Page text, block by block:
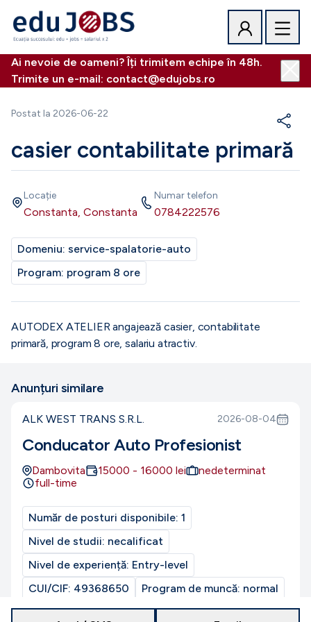
Ai nevoie de oameni? Îți trimitem echipe în 48h.
Trimite un e-mail: contact@edujobs.ro
Postat la 2026-06-22
casier contabilitate primară
Locație
Constanta, Constanta
Numar telefon
0784222576
Domeniu: service-spalatorie-auto
Program: program 8 ore
AUTODEX ATELIER angajează casier, contabilitate
primară, program 8 ore, salariu atractiv.
Anunțuri similare
ALK WEST TRANS S.R.L. 2026-08-04
Conducator Auto Profesionist
Dambovita 15000 - 16000 lei
nedeterminat
full-time
Număr de posturi disponibile: 1
Nivel de studii: necalificat
Nivel de experiență: Entry-level
CUI/CIF: 49368650 Program de muncă: normal